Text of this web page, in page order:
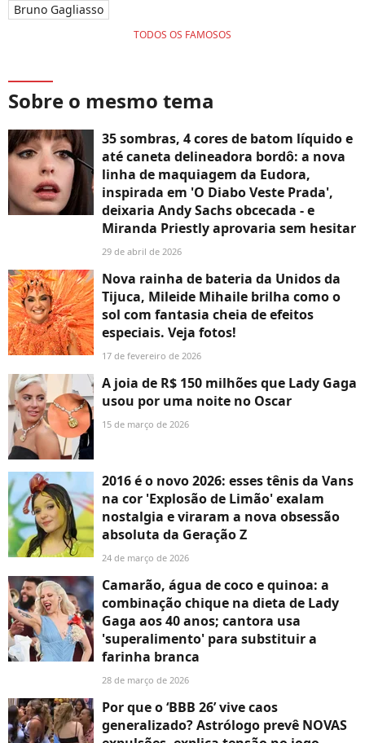
Bruno Gagliasso
TODOS OS FAMOSOS
Sobre o mesmo tema
35 sombras, 4 cores de batom líquido e
até caneta delineadora bordô: a nova
linha de maquiagem da Eudora,
inspirada em 'O Diabo Veste Prada',
deixaria Andy Sachs obcecada - e
Miranda Priestly aprovaria sem hesitar
29 de abril de 2026
Nova rainha de bateria da Unidos da
Tijuca, Mileide Mihaile brilha como o
sol com fantasia cheia de efeitos
especiais. Veja fotos!
17 de fevereiro de 2026
A joia de R$ 150 milhões que Lady Gaga
usou por uma noite no Oscar
15 de março de 2026
2016 é o novo 2026: esses tênis da Vans
na cor 'Explosão de Limão' exalam
nostalgia e viraram a nova obsessão
absoluta da Geração Z
24 de março de 2026
Camarão, água de coco e quinoa: a
combinação chique na dieta de Lady
Gaga aos 40 anos; cantora usa
'superalimento' para substituir a
farinha branca
28 de março de 2026
Por que o ‘BBB 26’ vive caos
generalizado? Astrólogo prevê NOVAS